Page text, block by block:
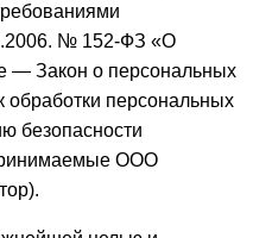
№ 152-ФЗ «О
— Закон о персональных
обработки персональных
безопасности
ООО